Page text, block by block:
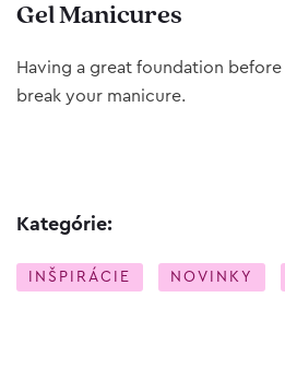
Gel Manicures
Having a great foundation
break your manicure.
Kategórie:
INŠPIRÁCIE NOVINKY